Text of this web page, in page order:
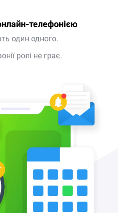
телефонією
один одного.
ролі не грає.